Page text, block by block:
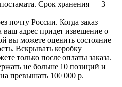
Срок хранения — 3
почту России. Когда заказ
ваш адрес придет извещение о
вы можете оценить состояние
Вскрывать коробку
только после оплаты заказа.
не больше 10 позиций и
превышать 100 000 р.